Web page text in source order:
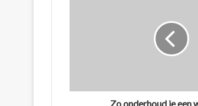
Zo onderhoud je een